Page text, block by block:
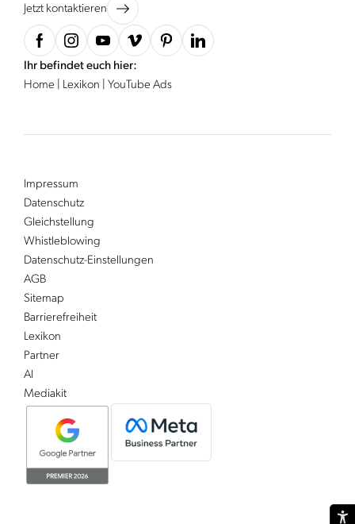
Jetzt kontaktieren
Ihr befindet euch hier:
Home
Lexikon YouTube Ads
Impressum
Datenschutz
Gleichstellung
Whistleblowing
Datenschutz-Einstellungen
AGB
Sitemap
Barrierefreiheit
Lexikon
Partner
AI
Mediakit